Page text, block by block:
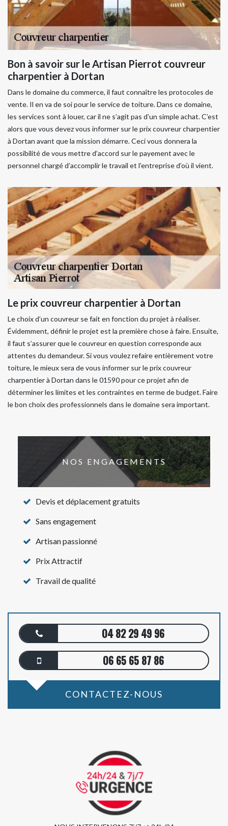
Bon à savoir sur le Artisan Pierrot couvreur
charpentier à Dortan
Dans le domaine du commerce, il faut connaître les protocoles de
vente. Il en va de soi pour le service de toiture. Dans ce domaine,
les services sont à louer, car il ne s’agit pas d’un simple achat. C’est
alors que vous devez vous informer sur le prix couvreur charpentier
à Dortan avant que la mission démarre. Ceci vous donnera la
possibilité de vous mettre d’accord sur le payement avec le
personnel chargé d’accomplir le travail et l’entreprise d’où il vient.
Le prix couvreur charpentier à Dortan
Le choix d’un couvreur se fait en fonction du projet à réaliser.
Évidemment, définir le projet est la première chose à faire. Ensuite,
il faut s’assurer que le couvreur en question corresponde aux
attentes du demandeur. Si vous voulez refaire entièrement votre
toiture, le mieux sera de vous informer sur le prix couvreur
charpentier à Dortan dans le 01590 pour ce projet afin de
déterminer les limites et les contraintes en terme de budget. Faire
le bon choix des professionnels dans le domaine sera important.
NOS ENGAGEMENTS
Devis et déplacement gratuits
Sans engagement
Artisan passionné
Prix Attractif
Travail de qualité
04 82 29 49 96
06 65 65 87 86
CONTACTEZ-NOUS